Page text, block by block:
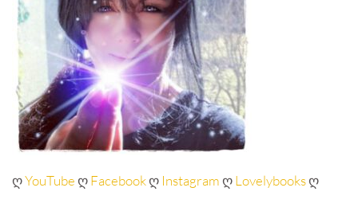
ღYouTubeღFacebookღ InstagramღLovelybooksღ